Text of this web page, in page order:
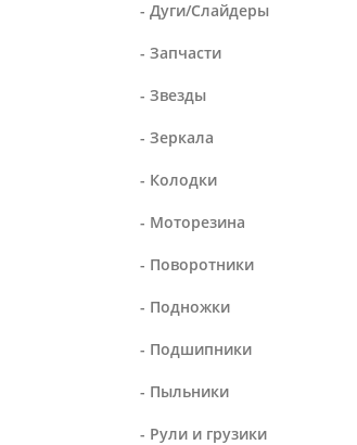
- Дуги/Слайдеры
- Запчасти
- Звезды
- Зеркала
- Колодки
- Моторезина
- Поворотники
- Подножки
- Подшипники
- Пыльники
- Рули и грузики